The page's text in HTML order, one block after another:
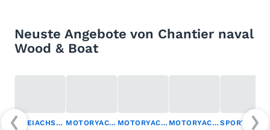
Neuste Angebote von Chantier naval
Wood & Boat
ZWEIACHSER MOTORYACHT MOTORYACHT MOTORYACHT SPORTBOOT